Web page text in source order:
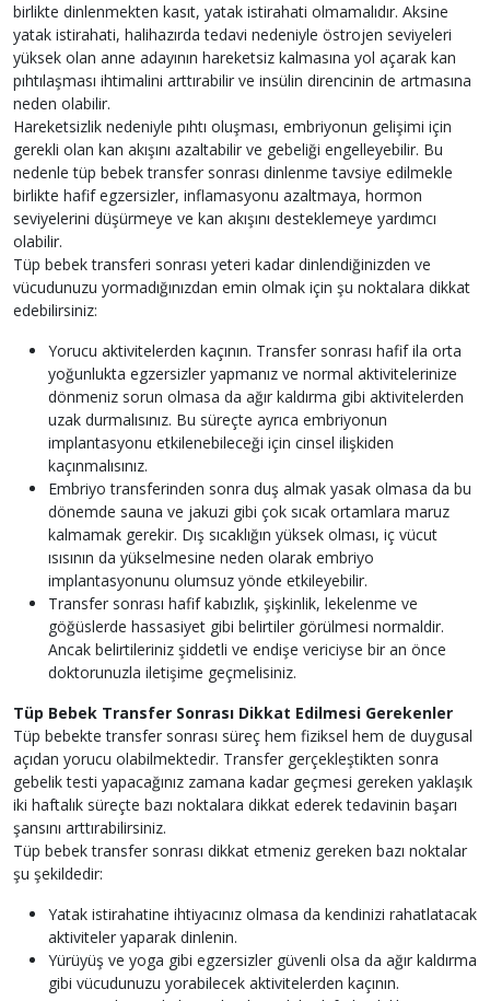
birlikte dinlenmekten kasıt, yatak istirahati olmamalıdır. Aksine
yatak istirahati, halihazırda tedavi nedeniyle östrojen seviyeleri
yüksek olan anne adayının hareketsiz kalmasına yol açarak kan
pıhtılaşması ihtimalini arttırabilir ve insülin direncinin de artmasına
neden olabilir.
Hareketsizlik nedeniyle pıhtı oluşması, embriyonun gelişimi için
gerekli olan kan akışını azaltabilir ve gebeliği engelleyebilir. Bu
nedenle tüp bebek transfer sonrası dinlenme tavsiye edilmekle
birlikte hafif egzersizler, inflamasyonu azaltmaya, hormon
seviyelerini düşürmeye ve kan akışını desteklemeye yardımcı
olabilir.
Tüp bebek transferi sonrası yeteri kadar dinlendiğinizden ve
vücudunuzu yormadığınızdan emin olmak için şu noktalara dikkat
edebilirsiniz:
Yorucu aktivitelerden kaçının. Transfer sonrası hafif ila orta
yoğunlukta egzersizler yapmanız ve normal aktivitelerinize
dönmeniz sorun olmasa da ağır kaldırma gibi aktivitelerden
uzak durmalısınız. Bu süreçte ayrıca embriyonun
implantasyonu etkilenebileceği için cinsel ilişkiden
kaçınmalısınız.
Embriyo transferinden sonra duş almak yasak olmasa da bu
dönemde sauna ve jakuzi gibi çok sıcak ortamlara maruz
kalmamak gerekir. Dış sıcaklığın yüksek olması, iç vücut
ısısının da yükselmesine neden olarak embriyo
implantasyonunu olumsuz yönde etkileyebilir.
Transfer sonrası hafif kabızlık, şişkinlik, lekelenme ve
göğüslerde hassasiyet gibi belirtiler görülmesi normaldir.
Ancak belirtileriniz şiddetli ve endişe vericiyse bir an önce
doktorunuzla iletişime geçmelisiniz.
Tüp Bebek Transfer Sonrası Dikkat Edilmesi Gerekenler
Tüp bebekte transfer sonrası süreç hem fiziksel hem de duygusal
açıdan yorucu olabilmektedir. Transfer gerçekleştikten sonra
gebelik testi yapacağınız zamana kadar geçmesi gereken yaklaşık
iki haftalık süreçte bazı noktalara dikkat ederek tedavinin başarı
şansını arttırabilirsiniz.
Tüp bebek transfer sonrası dikkat etmeniz gereken bazı noktalar
şu şekildedir:
Yatak istirahatine ihtiyacınız olmasa da kendinizi rahatlatacak
aktiviteler yaparak dinlenin.
Yürüyüş ve yoga gibi egzersizler güvenli olsa da ağır kaldırma
gibi vücudunuzu yorabilecek aktivitelerden kaçının.